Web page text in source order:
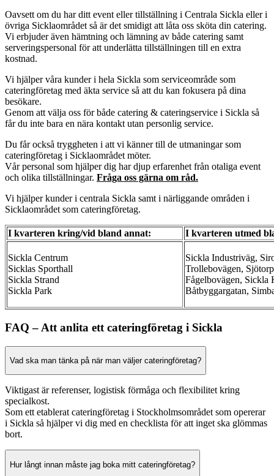
Oavsett om du har ditt event eller tillställning i Centrala Sickla eller i
övriga Sicklaområdet så är det smidigt att låta oss sköta din catering.
Vi erbjuder även hämtning och lämning av både catering samt
serveringspersonal för att underlätta tillställningen till en extra
kostnad.
Vi hjälper våra kunder i hela Sickla som serviceområde som
cateringföretag med äkta service så att du kan fokusera på dina
besökare.
Genom att välja oss för både catering & cateringservice i Sickla så
får du inte bara en nära kontakt utan personlig service.
Du får också tryggheten i att vi känner till de utmaningar som
cateringföretag i Sicklaområdet möter.
Vår personal som hjälper dig har djup erfarenhet från otaliga event
och olika tillställningar. Fråga oss gärna om råd.
Vi hjälper kunder i centrala Sickla samt i närliggande områden i
Sicklaområdet som cateringföretag.
I kvarteren kring/vid bland annat: I kvarteren utmed
Sickla Centrum
Sicklas Sporthall
Sickla Strand
Sickla Park
Sickla Industriväg,
Trollebovägen,
Fågelbovägen, Sickla
Båtbyggargatan,
FAQ – Att anlita ett cateringföretag i Sickla
Vad ska man tänka på när man väljer cateringföretag?
Viktigast är referenser, logistisk förmåga och flexibilitet kring
specialkost.
Som ett etablerat cateringföretag i Stockholmsområdet som opererar
i Sickla så hjälper vi dig med en checklista för att inget ska glömmas
bort.
Hur långt innan måste jag boka mitt cateringföretag?